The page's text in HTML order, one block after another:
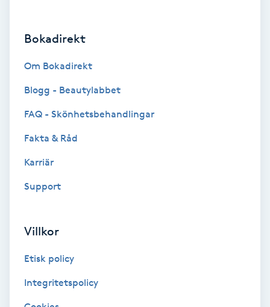
Color correction
Dermapen
Diamantslipning
Bokadirekt
Om Bokadirekt
Blogg - Beautylabbet
FAQ - Skönhetsbehandlingar
Fakta & Råd
Karriär
Support
Villkor
Etisk policy
Integritetspolicy